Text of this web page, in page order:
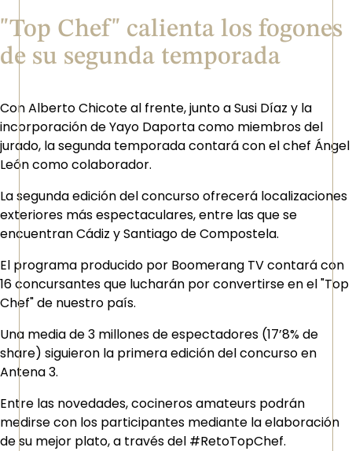
"Top Chef" calienta los fogones
de su segunda temporada
Con Alberto Chicote al frente, junto a Susi Díaz y la
incorporación de Yayo Daporta como miembros del
jurado, la segunda temporada contará con el chef Ángel
León como colaborador.
La segunda edición del concurso ofrecerá localizaciones
exteriores más espectaculares, entre las que se
encuentran Cádiz y Santiago de Compostela.
El programa producido por Boomerang TV contará con
16 concursantes que lucharán por convertirse en el "Top
Chef" de nuestro país.
Una media de 3 millones de espectadores (17’8% de
share) siguieron la primera edición del concurso en
Antena 3.
Entre las novedades, cocineros amateurs podrán
medirse con los participantes mediante la elaboración
de su mejor plato, a través del #RetoTopChef.